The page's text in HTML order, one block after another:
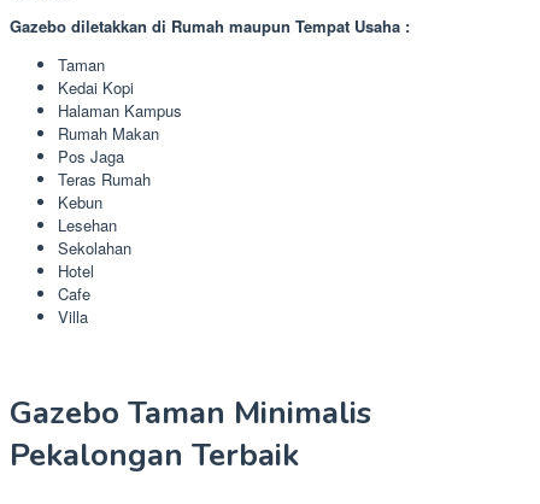
Gazebo diletakkan di Rumah maupun Tempat Usaha :
Taman
Kedai Kopi
Halaman Kampus
Rumah Makan
Pos Jaga
Teras Rumah
Kebun
Lesehan
Sekolahan
Hotel
Cafe
Villa
Gazebo Taman Minimalis
Pekalongan Terbaik